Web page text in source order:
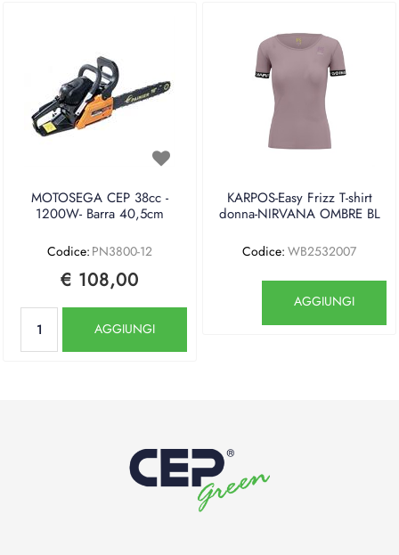
MOTOSEGA CEP 38cc -
1200W- Barra 40,5cm
Codice: PN3800-12
€ 108,00
AGGIUNGI
KARPOS-Easy Frizz T-shirt
donna-NIRVANA OMBRE BL
Codice: WB2532007
AGGIUNGI